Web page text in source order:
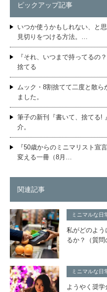
ピックアップ記事
いつか使うかもしれない、と
見切りをつける方法。…
『それ、いつまで持ってるの
捨てる
ムック・8割捨てて二度と散
ました。
筆子の新刊『書いて、捨てる!
介。
『50歳からのミニマリスト宣
変える一冊（8月…
関連記事
ミニマルな日
私がどのよう
るか？（質問
ミニマルな日
ようやく奨